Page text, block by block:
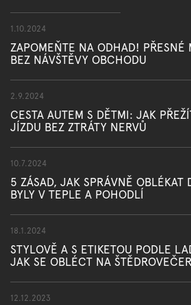
1.10.2024
ZAPOMEŇTE NA ODHAD! PŘESNÉ
BEZ NÁVŠTĚVY OBCHODU
2.9.2024
CESTA AUTEM S DĚTMI: JAK
JÍZDU BEZ ZTRÁTY NERVŮ
10.7.2024
5 ZÁSAD, JAK SPRÁVNĚ OBLÉKAT
BYLY V TEPLE A POHODLÍ
18.1.2024
STYLOVĚ A S ETIKETOU PODLE
JAK SE OBLÉCT NA
12.12.2023